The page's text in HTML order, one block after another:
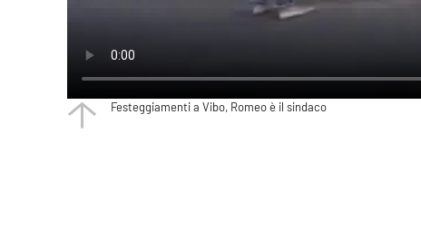
Festeggiamenti a Vibo, Romeo è il sindaco